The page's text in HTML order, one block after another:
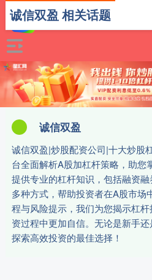
诚信双盈
诚信双盈|炒股配资公司|十大炒股
台全面解析A股加杠杆策略，助您
提供专业的杠杆知识，包括融资
多种方式，帮助投资者在A股市场
程与风险提示，我们为您揭示杠
资过程中更加自信。无论是新手
探索高效投资的最佳选择！
诚信双盈 相关话题